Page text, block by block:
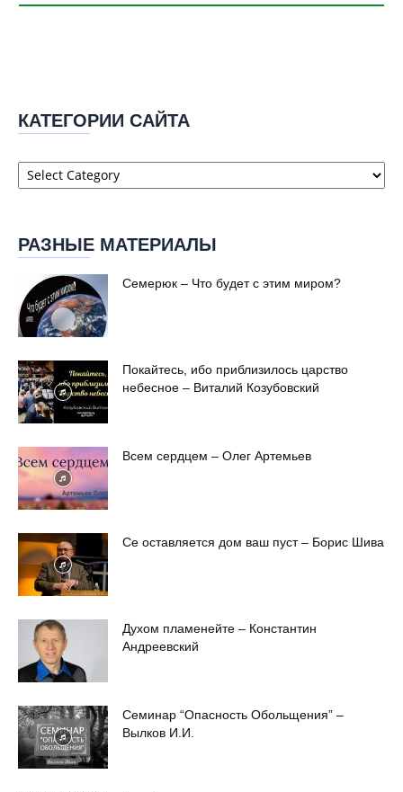
КАТЕГОРИИ САЙТА
Категории
сайта
РАЗНЫЕ МАТЕРИАЛЫ
Семерюк – Что будет с этим миром?
Покайтесь, ибо приблизилось царство
небесное – Виталий Козубовский
Всем сердцем – Олег Артемьев
Се оставляется дом ваш пуст – Борис Шива
Духом пламенейте – Константин
Андреевский
Семинар “Опасность Обольщения” –
Вылков И.И.